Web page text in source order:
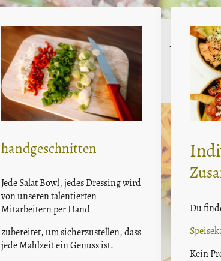
Jetzt
handgeschnitten
Jede Salat Bowl, jedes Dressing wird
von unseren talentierten
Mitarbeitern per Hand
zubereitet, um sicherzustellen, dass
jede Mahlzeit ein Genuss ist.
Du
Kein